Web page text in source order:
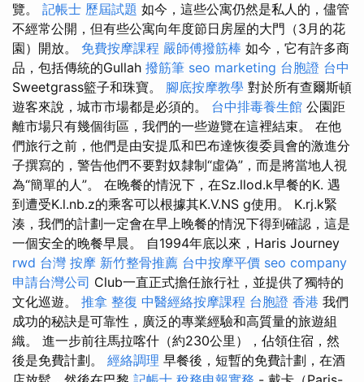
覽。 記帳士 歷屆試題 如今，這些公寓仍然是私人的，儘管
不經常公開，但有些公寓向年度節日房屋的大門（3月的花
園）開放。 免費按摩課程 嚴師傅撥筋棒 如今，它有許多商
品，包括傳統的Gullah 撥筋筆 seo marketing 台胞證 台中
Sweetgrass籃子和珠寶。 腳底按摩教學 對於所有查爾斯頓
遊客來說，城市市場都是必須的。 台中排毒養生館 公園距
離市場只有幾個街區，我們的一些遊覽在這裡結束。 在他
們旅行之前，他們是由安提瓜和巴布達恢復委員會的激進分
子撰寫的，警告他們不要對奴隸制“虛偽”，而是將當地人視
為“簡單的人”。 在晚餐的情況下，在Sz.llod.k早餐的K. 遇
到遭受K.l.nb.z的乘客可以根據其K.V.NS g使用。 K.rj.k緊
湊，我們的計劃一定會在早上晚餐的情況下得到確認，這是
一個安全的晚餐早晨。 自1994年底以來，Haris Journey
rwd 台灣 按摩 新竹整骨推薦 台中按摩平價 seo company
申請台灣公司 Club一直正式擔任旅行社，並提供了獨特的
文化巡遊。 推拿 整復 中醫經絡按摩課程 台胞證 香港 我們
成功的秘訣是可靠性，廣泛的專業經驗和高質量的旅遊組
織。 進一步前往馬拉喀什（約230公里），佔領住宿，然
後是免費計劃。 經絡調理 早餐後，短暫的免費計劃，在酒